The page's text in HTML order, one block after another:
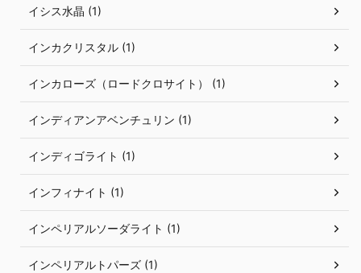
イシス水晶 (1)
インカクリスタル (1)
インカローズ（ロードクロサイト） (1)
インディアンアベンチュリン (1)
インディゴライト (1)
インフィナイト (1)
インペリアルソーダライト (1)
インペリアルトパーズ (1)